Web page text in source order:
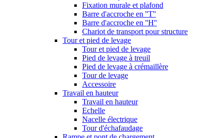
Fixation murale et plafond
Barre d'accroche en ''T''
Barre d'accroche en ''H''
Chariot de transport pour structure
Tour et pied de levage
Tour et pied de levage
Pied de levage à treuil
Pied de levage à crémaillère
Tour de levage
Accessoire
Travail en hauteur
Travail en hauteur
Echelle
Nacelle électrique
Tour d'échafaudage